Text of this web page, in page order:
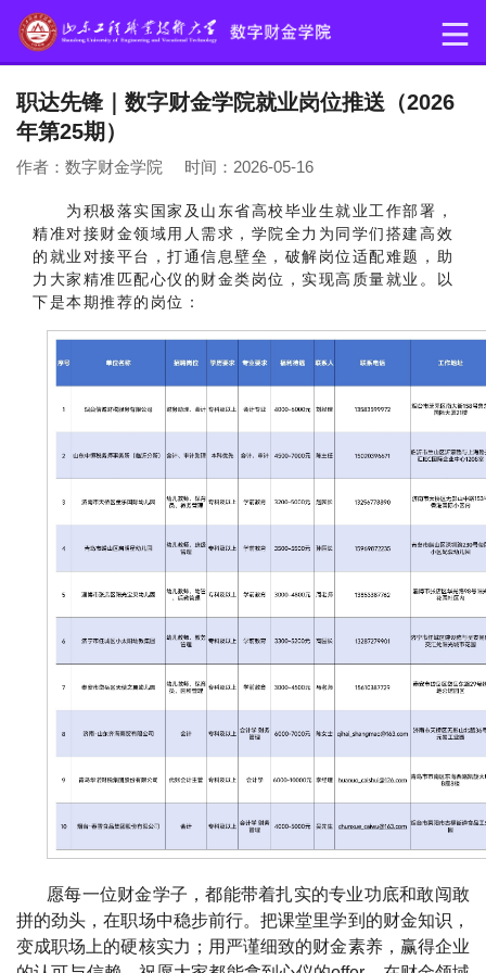
职达先锋｜数字财金学院就业岗位推送（2026
年第25期）
作者：数字财金学院 时间：2026-05-16
为积极落实国家及山东省高校毕业生就业工作部署，
精准对接财金领域用人需求，学院全力为同学们搭建高效
的就业对接平台，打通信息壁垒，破解岗位适配难题，助
力大家精准匹配心仪的财金类岗位，实现高质量就业。以
下是本期推荐的岗位：
愿每一位财金学子，都能带着扎实的专业功底和敢闯敢
拼的劲头，在职场中稳步前行。把课堂里学到的财金知识，
变成职场上的硬核实力；用严谨细致的财金素养，赢得企业